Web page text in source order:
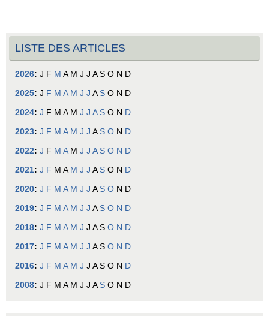
LISTE DES ARTICLES
2026: J F M A M J J A S O N D
2025: J F M A M J J A S O N D
2024: J F M A M J J A S O N D
2023: J F M A M J J A S O N D
2022: J F M A M J J A S O N D
2021: J F M A M J J A S O N D
2020: J F M A M J J A S O N D
2019: J F M A M J J A S O N D
2018: J F M A M J J A S O N D
2017: J F M A M J J A S O N D
2016: J F M A M J J A S O N D
2008: J F M A M J J A S O N D